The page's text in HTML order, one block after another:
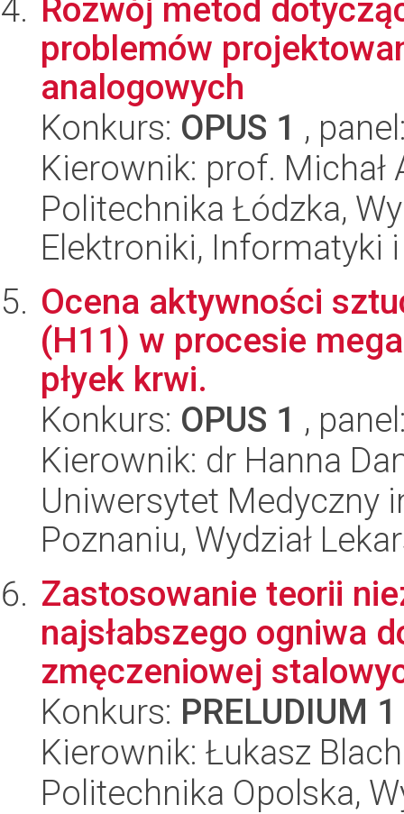
Rozwój metod
problemów
analogowych
Konkurs: OPUS 1 ,
Kierownik: prof. Michał
Politechnika Łódzka,
Elektroniki, Informatyki
Ocena aktywności
(H11) w procesie
płyek krwi.
Konkurs: OPUS 1 ,
Kierownik: dr Hanna
Uniwersytet Medyczny
Poznaniu, Wydział
Zastosowanie teorii
najsłabszego ogniwa
zmęczeniowej
Konkurs: PRELUDIUM 1
Kierownik: Łukasz
Politechnika Opolska,